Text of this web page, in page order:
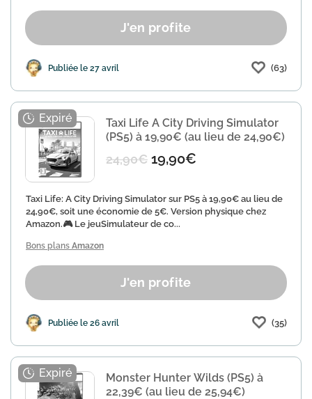
J'en profite
Publiée le 27 avril (63)
Taxi Life A City Driving Simulator
(PS5) à 19,90€ (au lieu de 24,90€)
24,90€ 19,90€
Taxi Life: A City Driving Simulator sur PS5 à 19,90€ au lieu de
24,90€, soit une économie de 5€. Version physique chez
Amazon.🎮 Le jeuSimulateur de co...
Bons plans Amazon
J'en profite
Publiée le 26 avril (35)
Monster Hunter Wilds (PS5) à
22,39€ (au lieu de 25,94€)